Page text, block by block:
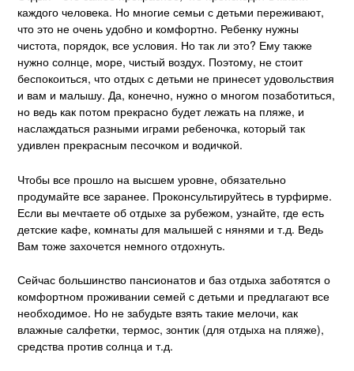
Статьи о Южной Америке
Антарктида
Карта сайта
каждого человека. Но многие семьи с детьми переживают,
что это не очень удобно и комфортно. Ребенку нужны
чистота, порядок, все условия. Но так ли это? Ему также
нужно солнце, море, чистый воздух. Поэтому, не стоит
беспокоиться, что отдых с детьми не принесет удовольствия
и вам и малышу. Да, конечно, нужно о многом позаботиться,
но ведь как потом прекрасно будет лежать на пляже, и
наслаждаться разными играми ребеночка, который так
удивлен прекрасным песочком и водичкой.
Чтобы все прошло на высшем уровне, обязательно
продумайте все заранее. Проконсультируйтесь в турфирме.
Если вы мечтаете об отдыхе за рубежом, узнайте, где есть
детские кафе, комнаты для малышей с нянями и т.д. Ведь
Вам тоже захочется немного отдохнуть.
Сейчас большинство пансионатов и баз отдыха заботятся о
комфортном проживании семей с детьми и предлагают все
необходимое. Но не забудьте взять такие мелочи, как
влажные салфетки, термос, зонтик (для отдыха на пляже),
средства против солнца и т.д.